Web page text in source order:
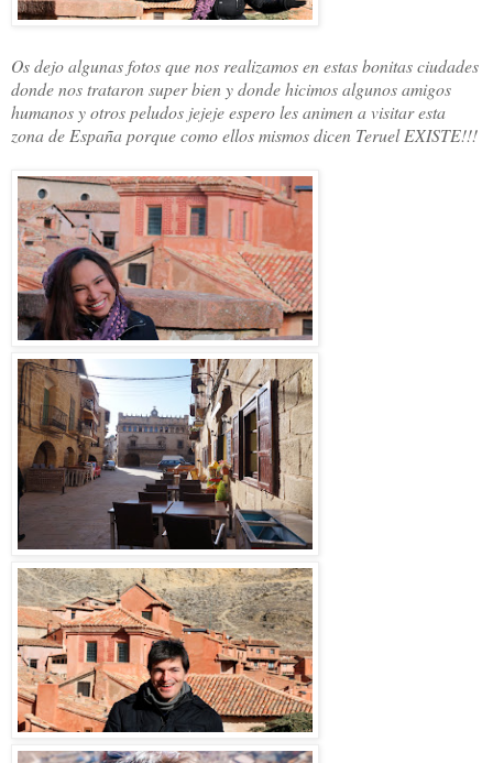
Os dejo algunas fotos que nos realizamos en estas bonitas ciudades
donde nos trataron super bien y donde hicimos algunos amigos
humanos y otros peludos jejeje espero les animen a visitar esta
zona de España porque como ellos mismos dicen Teruel EXISTE!!!